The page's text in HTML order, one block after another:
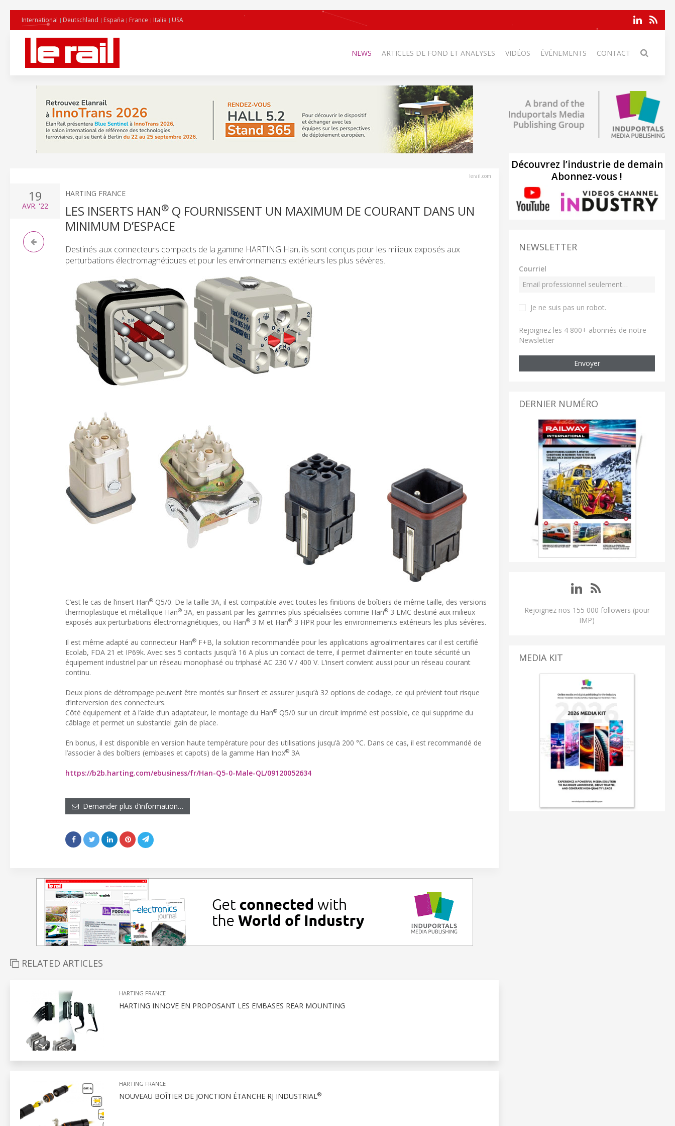
International Deutschland España France Italia USA
NEWS ARTICLES DE FOND ET ANALYSES VIDÉOS ÉVÉNEMENTS CONTACT
lerail.com
19
AVR. '22
HARTING FRANCE
LES INSERTS HAN® Q FOURNISSENT UN MAXIMUM DE COURANT DANS UN
MINIMUM D’ESPACE
Destinés aux connecteurs compacts de la gamme HARTING Han, ils sont conçus pour les milieux exposés aux
perturbations électromagnétiques et pour les environnements extérieurs les plus sévères.
C’est le cas de l’insert Han® Q5/0. De la taille 3A, il est compatible avec toutes les finitions de boîtiers de même taille, des versions
thermoplastique et métallique Han® 3A, en passant par les gammes plus spécialisées comme Han® 3 EMC destiné aux milieux
exposés aux perturbations électromagnétiques, ou Han® 3 M et Han® 3 HPR pour les environnements extérieurs les plus sévères.
Il est même adapté au connecteur Han® F+B, la solution recommandée pour les applications agroalimentaires car il est certifié
Ecolab, FDA 21 et IP69k. Avec ses 5 contacts jusqu’à 16 A plus un contact de terre, il permet d’alimenter en toute sécurité un
équipement industriel par un réseau monophasé ou triphasé AC 230 V / 400 V. L’insert convient aussi pour un réseau courant
continu.
Deux pions de détrompage peuvent être montés sur l’insert et assurer jusqu’à 32 options de codage, ce qui prévient tout risque
d’interversion des connecteurs.
Côté équipement et à l’aide d’un adaptateur, le montage du Han® Q5/0 sur un circuit imprimé est possible, ce qui supprime du
câblage et permet un substantiel gain de place.
En bonus, il est disponible en version haute température pour des utilisations jusqu’à 200 °C. Dans ce cas, il est recommandé de
l’associer à des boîtiers (embases et capots) de la gamme Han Inox® 3A
https://b2b.harting.com/ebusiness/fr/Han-Q5-0-Male-QL/09120052634
Demander plus d’information…
RELATED ARTICLES
HARTING FRANCE
HARTING INNOVE EN PROPOSANT LES EMBASES REAR MOUNTING
HARTING FRANCE
NOUVEAU BOÎTIER DE JONCTION ÉTANCHE RJ INDUSTRIAL®
Découvrez l’industrie de demain
Abonnez-vous !
NEWSLETTER
Courriel
Je ne suis pas un robot.
Rejoignez les 4 800+ abonnés de notre
Newsletter
Envoyer
DERNIER NUMÉRO
Rejoignez nos 155 000 followers (pour
IMP)
MEDIA KIT